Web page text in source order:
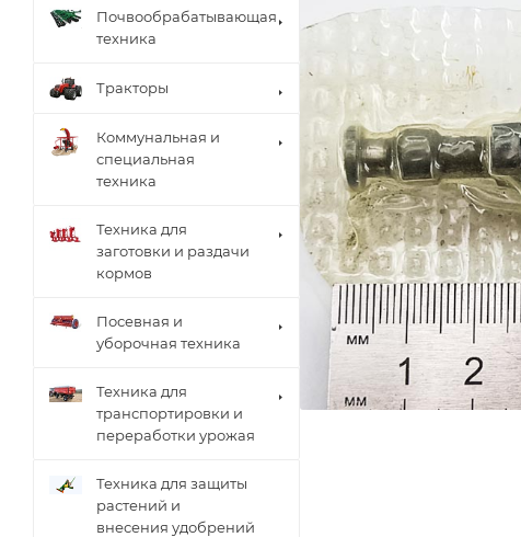
Почвообрабатывающая
техника
Тракторы
Коммунальная и
специальная
техника
Техника для
заготовки и раздачи
кормов
Посевная и
уборочная техника
Техника для
транспортировки и
переработки урожая
Техника для защиты
растений и
внесения удобрений